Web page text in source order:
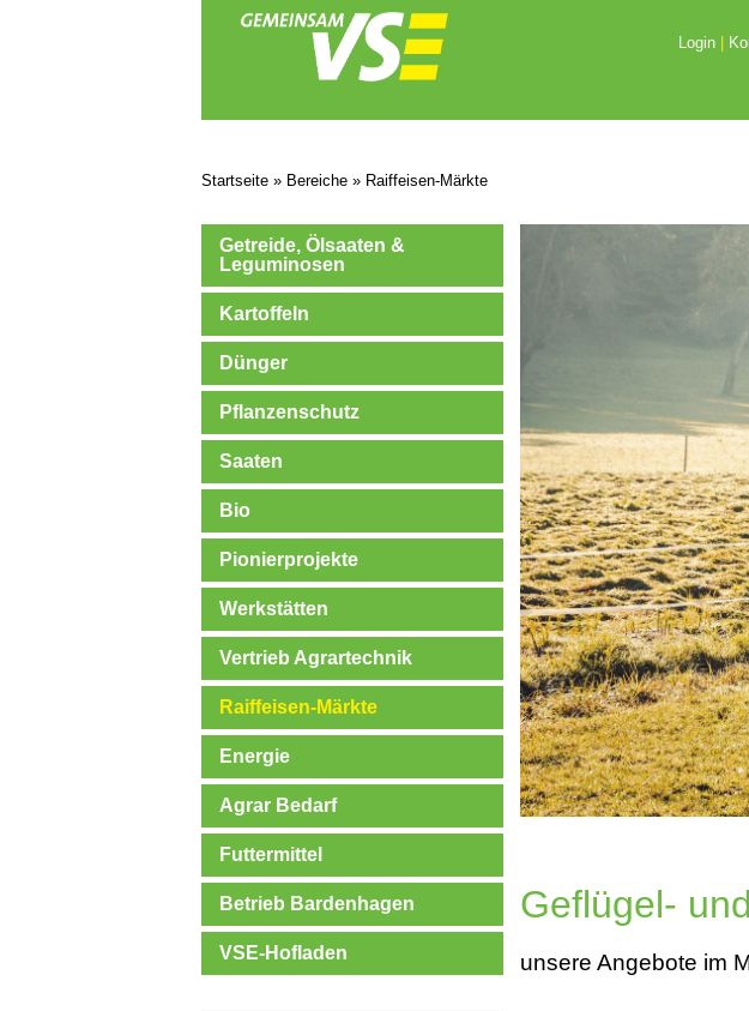
Login|
Startseite » Bereiche » Raiffeisen-Märkte
Getreide, Ölsaaten &
Leguminosen
Kartoffeln
Dünger
Pflanzenschutz
Saaten
Bio
Pionierprojekte
Werkstätten
Vertrieb Agrartechnik
Raiffeisen-Märkte
Energie
Agrar Bedarf
Futtermittel
Betrieb Bardenhagen
VSE-Hofladen
Geflügel-
unsere Angebote im